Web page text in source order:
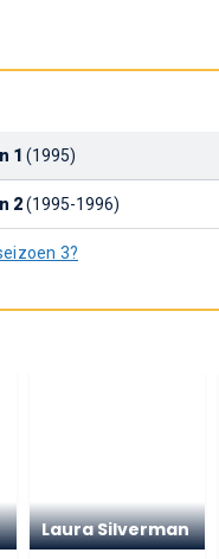
1 (1995)
2(1995-1996)
3?
Laura Silverman